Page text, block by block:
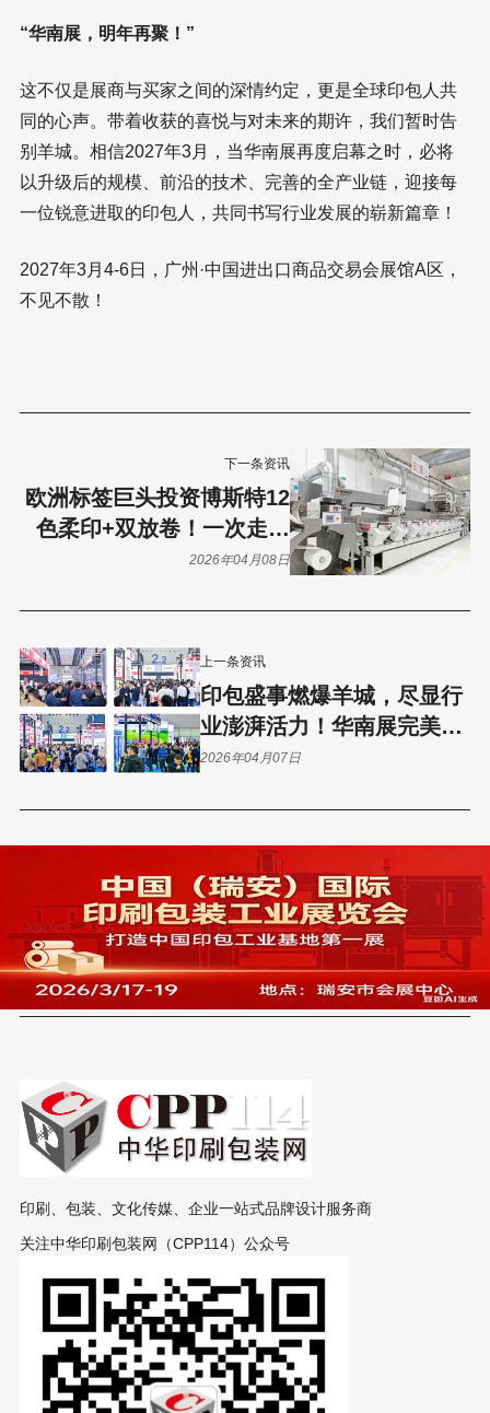
“华南展，明年再聚！”
这不仅是展商与买家之间的深情约定，更是全球印包人共
同的心声。带着收获的喜悦与对未来的期许，我们暂时告
别羊城。相信2027年3月，当华南展再度启幕之时，必将
以升级后的规模、前沿的技术、完善的全产业链，迎接每
一位锐意进取的印包人，共同书写行业发展的崭新篇章！
2027年3月4-6日，广州·中国进出口商品交易会展馆A区，
不见不散！
上一条资讯
印包盛事燃爆羊城，尽显行
业澎湃活力！华南展完美收
官，全球客商相约“明年再
2026年04月07日
下一条资讯
欧洲标签巨头投资博斯特12
色柔印+双放卷！一次走纸
搞定多层标签！
2026年04月08日
印刷、包装、文化传媒、企业一站式品牌设计服务商
关注中华印刷包装网（CPP114）公众号